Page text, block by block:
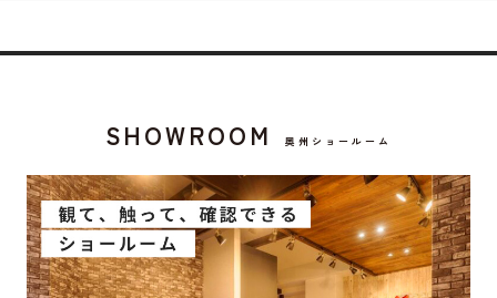
SHOWROOM 奥州ショールーム